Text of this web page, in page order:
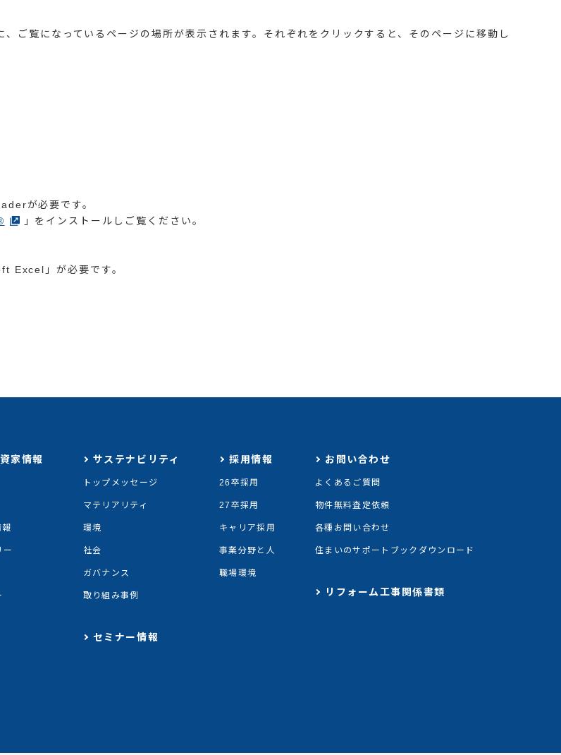
ご覧になっているページの場所が表示されます。それぞれをクリックすると、そのページに移動し
が必要です。
」をインストールしご覧ください。
Excel」が必要です。
家情報
ー
サステナビリティ
トップメッセージ
マテリアリティ
環境
社会
ガバナンス
取り組み事例
セミナー情報
採用情報
26卒採用
27卒採用
キャリア採用
事業分野と人
職場環境
お問い合わせ
よくあるご質問
物件無料査定依頼
各種お問い合わせ
住まいのサポートブックダウンロード
リフォーム工事関係書類